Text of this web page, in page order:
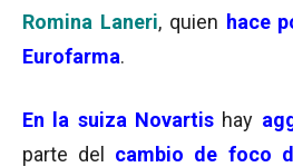
Romina Laneri, quien hace
Eurofarma.
En la suiza Novartis hay
parte del cambio de foco